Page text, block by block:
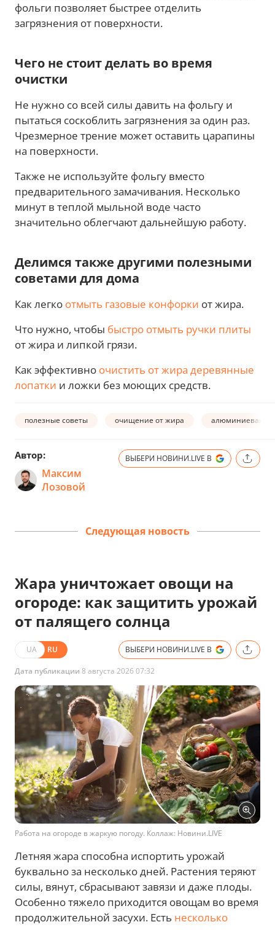
фольги позволяет быстрее отделить
загрязнения от поверхности.
Чего не стоит делать во время
очистки
Не нужно со всей силы давить на фольгу и
пытаться соскоблить загрязнения за один раз.
Чрезмерное трение может оставить царапины
на поверхности.
Также не используйте фольгу вместо
предварительного замачивания. Несколько
минут в теплой мыльной воде часто
значительно облегчают дальнейшую работу.
Делимся также другими полезными
советами для дома
Как легко отмыть газовые конфорки от жира.
Что нужно, чтобы быстро отмыть ручки плиты
от жира и липкой грязи.
Как эффективно очистить от жира деревянные
лопатки и ложки без моющих средств.
полезные советы очищение от жира алюминиевая
Автор:
Максим
Лозовой
ВЫБЕРИ НОВИНИ.LIVE В
Следующая новость
Жара уничтожает овощи на
огороде: как защитить урожай
от палящего солнца
UA RU ВЫБЕРИ НОВИНИ.LIVE В
Дата публикации 8 августа 2026 07:32
Работа на огороде в жаркую погоду. Коллаж: Новини.LIVE
Летняя жара способна испортить урожай
буквально за несколько дней. Растения теряют
силы, вянут, сбрасывают завязи и даже плоды.
Особенно тяжело приходится овощам во время
продолжительной засухи. Есть несколько